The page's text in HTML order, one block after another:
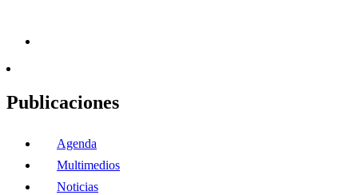
Publicaciones
Agenda
Multimedios
Noticias